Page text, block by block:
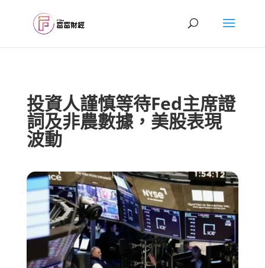
投資人謹慎等待Fed主席證
詞及非農數據，美股表現
波動